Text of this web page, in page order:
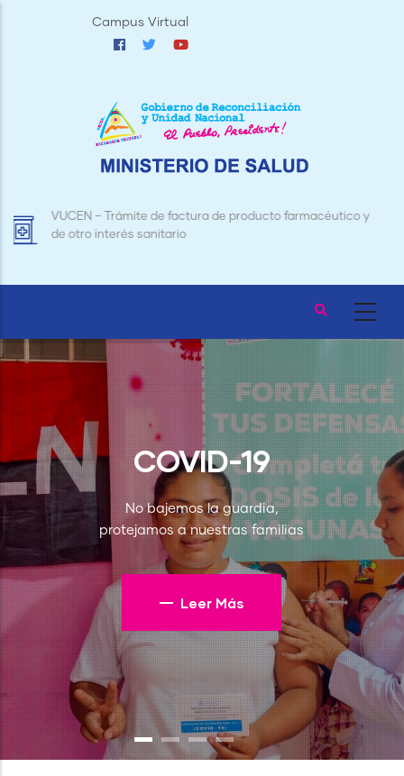
Campus Virtual
Trámite de Licencias para Establecimientos de Alimentos
y Bebidas
COVID-19
No bajemos la guardia,
protejamos a nuestras familias
Leer Más